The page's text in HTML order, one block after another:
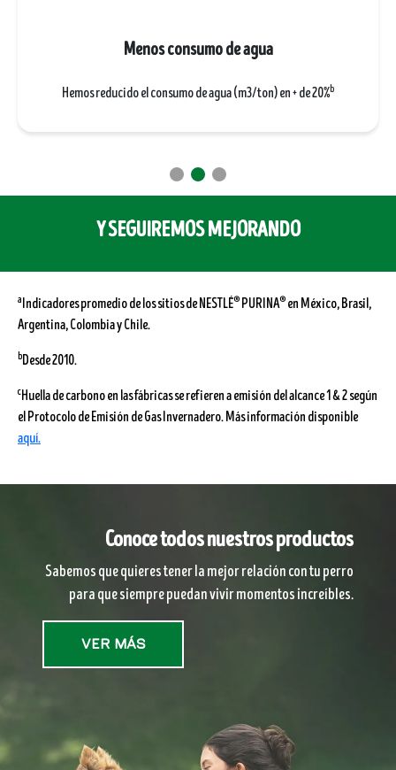
Menos consumo de agua
Hemos reducido el consumo de agua (m3/ton) en + de 20%b
Y SEGUIREMOS MEJORANDO
aIndicadores promedio de los sitios de NESTLÉ® PURINA® en México, Brasil,
Argentina, Colombia y Chile.
bDesde 2010.
cHuella de carbono en las fábricas se refieren a emisión del alcance 1 & 2 según
el Protocolo de Emisión de Gas Invernadero. Más información disponible
aquí.
Conoce todos nuestros productos
Sabemos que quieres tener la mejor relación con tu perro
para que siempre puedan vivir momentos increíbles.
Ver más